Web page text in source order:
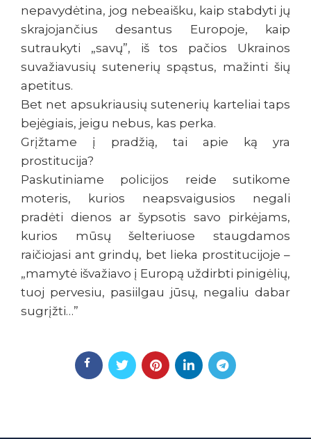
nepavydėtina, jog nebeaišku, kaip stabdyti jų
skrajojančius desantus Europoje, kaip
sutraukyti „savų”, iš tos pačios Ukrainos
suvažiavusių sutenerių spąstus, mažinti šių
apetitus.
Bet net apsukriausių sutenerių karteliai taps
bejėgiais, jeigu nebus, kas perka.
Grįžtame į pradžią, tai apie ką yra
prostitucija?
Paskutiniame policijos reide sutikome
moteris, kurios neapsvaigusios negali
pradėti dienos ar šypsotis savo pirkėjams,
kurios mūsų šelteriuose staugdamos
raičiojasi ant grindų, bet lieka prostitucijoje –
„mamytė išvažiavo į Europą uždirbti pinigėlių,
tuoj pervesiu, pasiilgau jūsų, negaliu dabar
sugrįžti…”